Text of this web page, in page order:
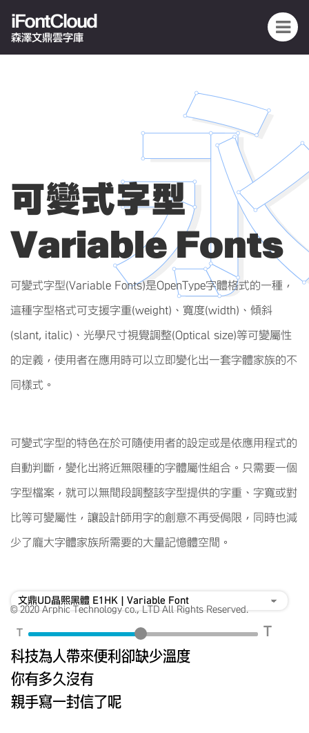
iFontCloud
森澤文鼎雲字庫
可變式字型
Variable Fonts
可變式字型(Variable Fonts)是OpenType字體格式的一種，
這種字型格式可支援字重(weight)、寬度(width)、傾斜
(slant, italic)、光學尺寸視覺調整(Optical size)等可變屬性
的定義，使用者在應用時可以立即變化出一套字體家族的不
同樣式。
可變式字型的特色在於可隨使用者的設定或是依應用程式的
自動判斷，變化出將近無限種的字體屬性組合。只需要一個
字型檔案，就可以無間段調整該字型提供的字重、字寬或對
比等可變屬性，讓設計師用字的創意不再受侷限，同時也減
少了龐大字體家族所需要的大量記憶體空間。
© 2020 Arphic Technology co., LTD All Rights Reserved.
T T
科技為人帶來便利卻缺少溫度
你有多久沒有
親手寫一封信了呢